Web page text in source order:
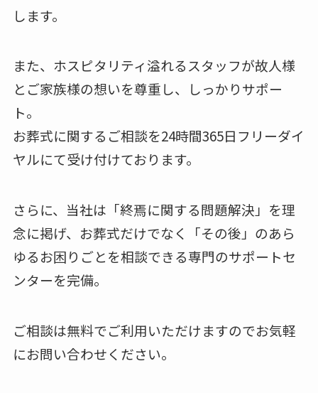
します。
また、ホスピタリティ溢れるスタッフが故人様
とご家族様の想いを尊重し、しっかりサポー
ト。
お葬式に関するご相談を24時間365日フリーダイ
ヤルにて受け付けております。
さらに、当社は「終焉に関する問題解決」を理
念に掲げ、お葬式だけでなく「その後」のあら
ゆるお困りごとを相談できる専門のサポートセ
ンターを完備。
ご相談は無料でご利用いただけますのでお気軽
にお問い合わせください。